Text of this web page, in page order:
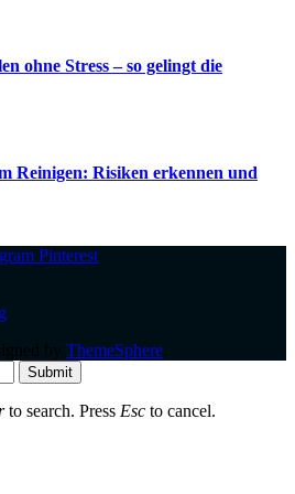
ohne Stress – so gelingt die
Reinigen: Risiken erkennen und
Pinterest
ThemeSphere
Submit
to search. Press Esc to cancel.